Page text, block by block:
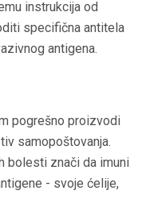
instrukcija od
specifična antitela
antigena.
pogrešno proizvodi
samopoštovanja.
bolesti znači da imuni
- svoje ćelije,